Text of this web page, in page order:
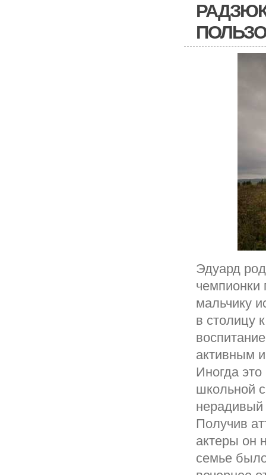
Эдуард
мальчику
в столицу
активным
Иногда
школьной
нерадивый
Получив
актеры он
семье